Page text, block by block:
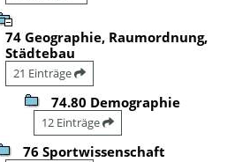
74 Geographie, Raumordnung,
Städtebau
21 Einträge
74.80 Demographie
12 Einträge
76 Sportwissenschaft